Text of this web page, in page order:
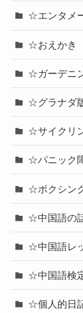
☆エンタメ
☆おえかき
☆ガーデニ
☆グラナダ
☆サイクリ
☆パニック
☆ボクシン
☆中国語の
☆中国語レ
☆中国語検
☆個人的日